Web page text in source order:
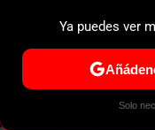
ESPECIALES PS5
Ya puedes ver
Solo